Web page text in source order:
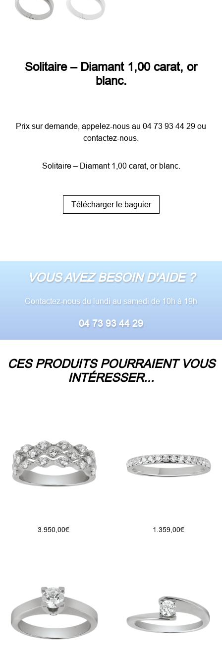
Solitaire – Diamant 1,00 carat, or
blanc.
Prix sur demande, appelez-nous au 04 73 93 44 29 ou
contactez-nous
Solitaire – Diamant 1,00 carat, or blanc.
Télécharger le baguier
VOUS AVEZ BESOIN D'AIDE ?
Contactez-nous du lundi au samedi de 10h à 19h
04 73 93 44 29
CES PRODUITS POURRAIENT VOUS
INTÉRESSER...
3.950,00€ 1.359,00€